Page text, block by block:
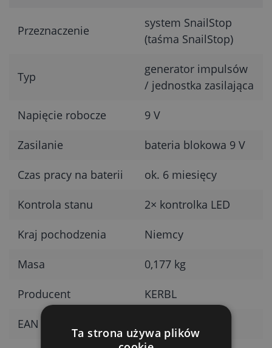
Przeznaczenie
system SnailStop
(taśma SnailStop)
Typ
generator impulsów
/ jednostka zasilająca
Napięcie robocze 9 V
Zasilanie bateria blokowa 9 V
Czas pracy na baterii ok. 6 miesięcy
Kontrola stanu 2× kontrolka LED
Kraj pochodzenia Niemcy
Masa 0,177 kg
Producent KERBL
EAN
Ta strona używa plików